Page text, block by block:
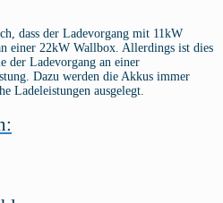
dass der Ladevorgang mit 11kW
einer 22kW Wallbox. Allerdings ist dies
der Ladevorgang an einer
Dazu werden die Akkus immer
Ladeleistungen ausgelegt.